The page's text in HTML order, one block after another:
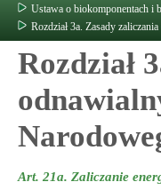
Ustawa o biokomponentach i
Rozdział 3a. Zasady
Rozdział
Art. 21a. Zaliczanie